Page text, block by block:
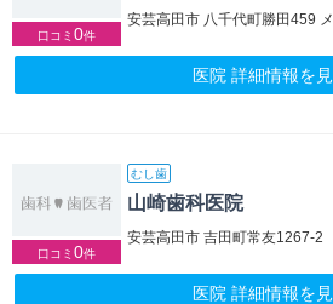
口コミ 0件
安芸高田市 八千代町勝田459
医院 詳細情報を
口コミ 0件
むし歯
山崎歯科医院
安芸高田市 吉田町常友1267-2
医院 詳細情報を